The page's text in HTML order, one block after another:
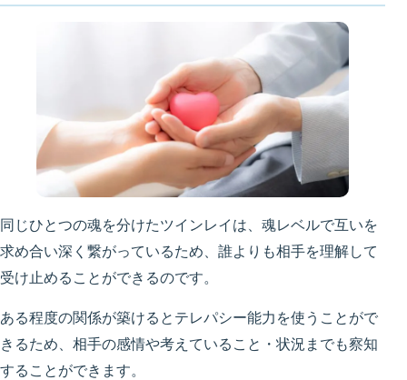
同じひとつの魂を分けたツインレイは、魂レベルで互いを
求め合い深く繋がっているため、誰よりも相手を理解して
受け止めることができるのです。
ある程度の関係が築けるとテレパシー能力を使うことがで
きるため、相手の感情や考えていること・状況までも察知
することができます。